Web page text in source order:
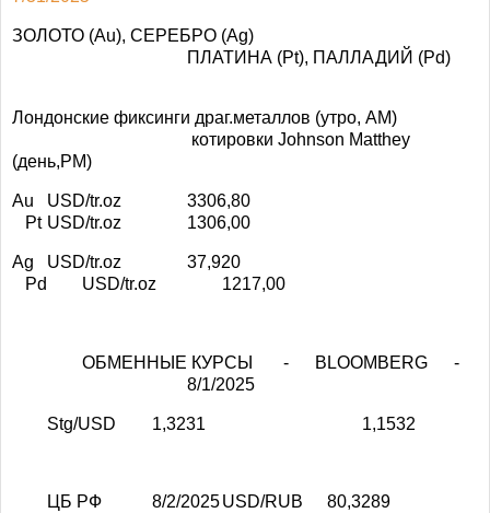
ЗОЛОТО (Au), СЕРЕБРО (Ag)
ПЛАТИНА (Pt), ПАЛЛАДИЙ (Pd)
Лондонские фиксинги драг.металлов (утро, АМ)
котировки Johnson Matthey
(день,РМ)
Au USD/tr.oz
3306,80
Pt USD/tr.oz 1306,00
Ag USD/tr.oz
37,920
Pd
USD/tr.oz 1217,00
ОБМЕННЫЕ КУРСЫ - BLOOMBERG -
8/1/2025
Stg/USD 1,3231 1,1532
ЦБ РФ 8/2/2025USD/RUB
80,3289